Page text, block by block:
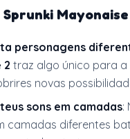
personagens
2 traz algo único para a
novas
sons em camadas:
camadas diferentes